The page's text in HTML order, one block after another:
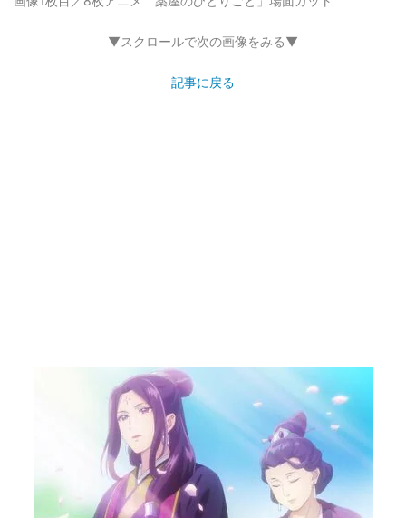
▼スクロールで次の画像をみる▼
記事に戻る